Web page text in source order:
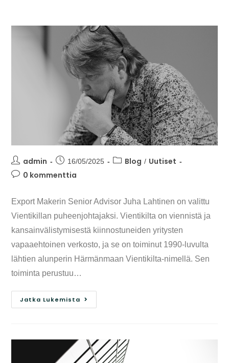
admin 16/05/2025 Blog / Uutiset
0 kommenttia
Export Makerin Senior Advisor Juha Lahtinen on valittu
Vientikillan puheenjohtajaksi. Vientikilta on viennistä ja
kansainvälistymisestä kiinnostuneiden yritysten
vapaaehtoinen verkosto, ja se on toiminut 1990-luvulta
lähtien alunperin Härmänmaan Vientikilta-nimellä. Sen
toiminta perustuu…
Jatka Lukemista